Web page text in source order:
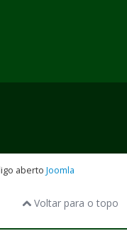
aberto Joomla
Voltar para o topo